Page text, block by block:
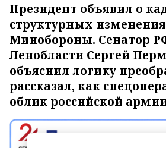
Президент объявил о
структурных
Минобороны. Сенатор
Ленобласти Сергей
объяснил логику
рассказал, как
облик российской